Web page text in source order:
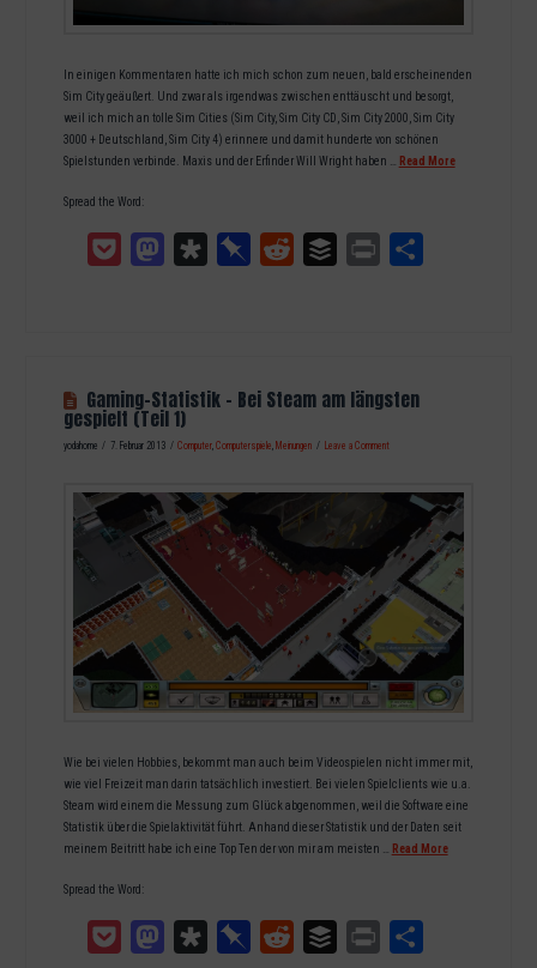
In einigen Kommentaren hatte ich mich schon zum neuen, bald erscheinenden
Sim City geäußert. Und zwar als irgendwas zwischen enttäuscht und besorgt,
weil ich mich an tolle Sim Cities (Sim City, Sim City CD, Sim City 2000, Sim City
3000 + Deutschland, Sim City 4) erinnere und damit hunderte von schönen
Spielstunden verbinde. Maxis und der Erfinder Will Wright haben … Read More
Spread the Word:
Pocket MastodonDiasporaPinboardReddit Buffer Print
Gaming-Statistik – Bei Steam am längsten
gespielt (Teil 1)
yodahome 7. Februar 2013 Computer,Computerspiele, Meinungen Leave a Comment
Wie bei vielen Hobbies, bekommt man auch beim Videospielen nicht immer mit,
wie viel Freizeit man darin tatsächlich investiert. Bei vielen Spielclients wie u.a.
Steam wird einem die Messung zum Glück abgenommen, weil die Software eine
Statistik über die Spielaktivität führt. Anhand dieser Statistik und der Daten seit
meinem Beitritt habe ich eine Top Ten der von mir am meisten …
Read More
Spread the Word:
Pocket MastodonDiasporaPinboardReddit Buffer Print